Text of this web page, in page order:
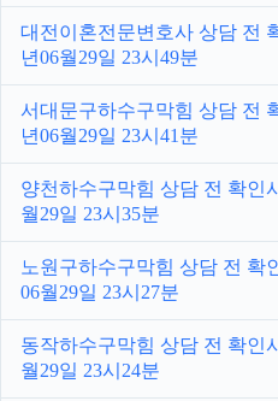
대전이혼전문변호사 상담 전
년06월29일 23시49분
서대문구하수구막힘 상담 전
년06월29일 23시41분
양천하수구막힘 상담 전 확인
월29일 23시35분
노원구하수구막힘 상담 전 확
06월29일 23시27분
동작하수구막힘 상담 전 확인
월29일 23시24분